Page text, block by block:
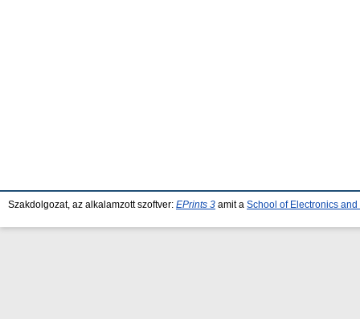
Szakdolgozat, az alkalamzott szoftver: EPrints 3 amit a School of Electronics